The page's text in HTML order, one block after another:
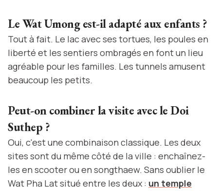
Le Wat Umong est-il adapté aux enfants ?
Tout à fait. Le lac avec ses tortues, les poules en
liberté et les sentiers ombragés en font un lieu
agréable pour les familles. Les tunnels amusent
beaucoup les petits.
Peut-on combiner la visite avec le Doi
Suthep ?
Oui, c'est une combinaison classique. Les deux
sites sont du même côté de la ville : enchaînez-
les en scooter ou en songthaew. Sans oublier le
Wat Pha Lat situé entre les deux : un temple